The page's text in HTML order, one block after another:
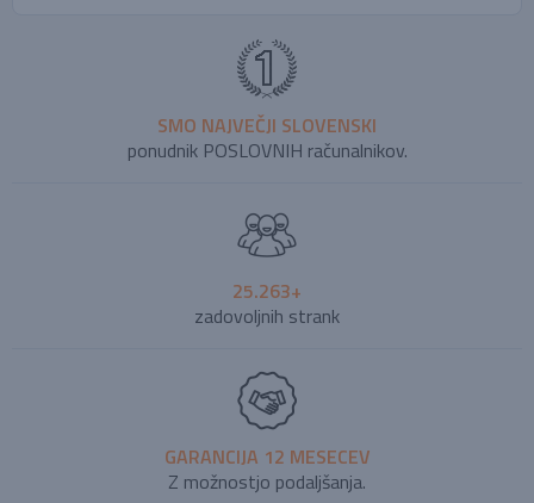
SMO NAJVEČJI SLOVENSKI
ponudnik POSLOVNIH računalnikov.
25.263+
zadovoljnih strank
GARANCIJA 12 MESECEV
Z možnostjo podaljšanja.